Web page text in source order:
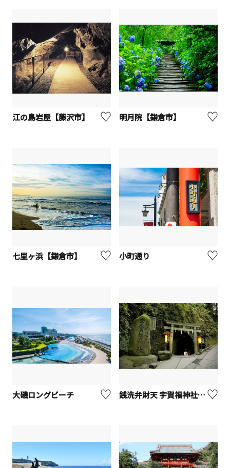
江の島岩屋【藤沢市】 明月院【鎌倉市】
七里ヶ浜【鎌倉市】 小町通り
大磯ロングビーチ 銭洗弁財天 宇賀福神社【鎌倉市】